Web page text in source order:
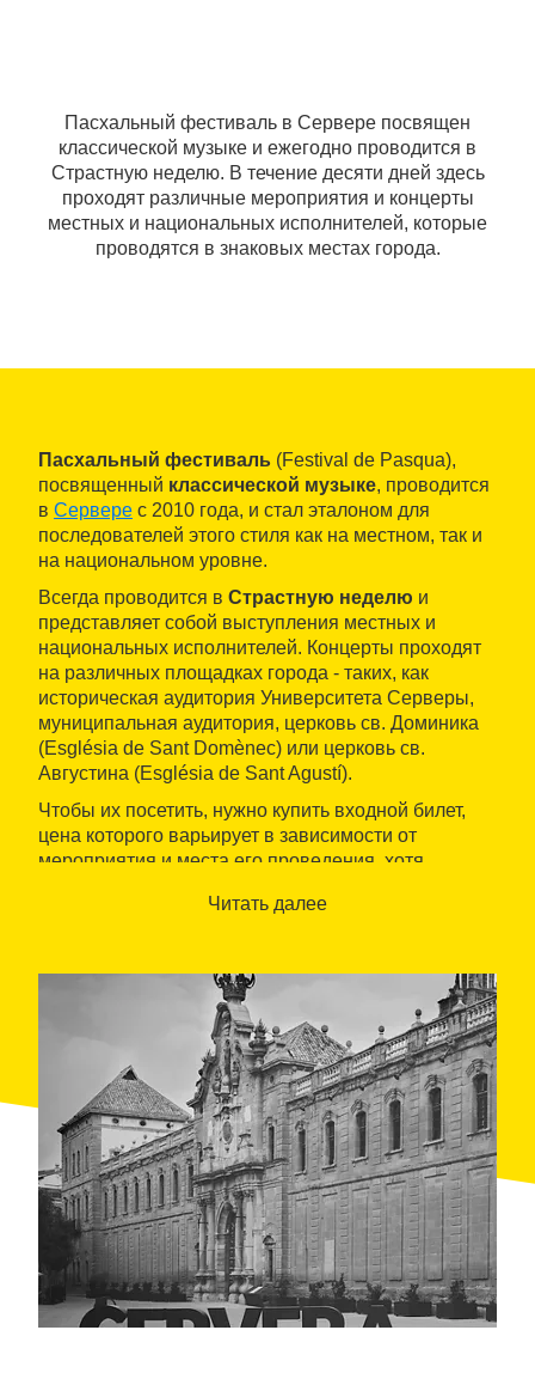
Пасхальный фестиваль в Сервере посвящен
классической музыке и ежегодно проводится в
Страстную неделю. В течение десяти дней здесь
проходят различные мероприятия и концерты
местных и национальных исполнителей, которые
проводятся в знаковых местах города.
Пасхальный фестиваль (Festival de Pasqua),
посвященный классической музыке, проводится
в Сервере с 2010 года, и стал эталоном для
последователей этого стиля как на местном, так и
на национальном уровне.
Всегда проводится в Страстную неделю и
представляет собой выступления местных и
национальных исполнителей. Концерты проходят
на различных площадках города - таких, как
историческая аудитория Университета Серверы,
муниципальная аудитория, церковь св. Доминика
(Església de Sant Domènec) или церковь св.
Августина (Església de Sant Agustí).
Чтобы их посетить, нужно купить входной билет,
цена которого варьирует в зависимости от
мероприятия и места его проведения, хотя
жанром.
Читать далее